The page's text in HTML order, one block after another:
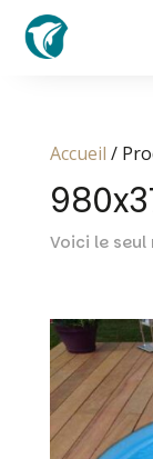
Accueil /
Voici le